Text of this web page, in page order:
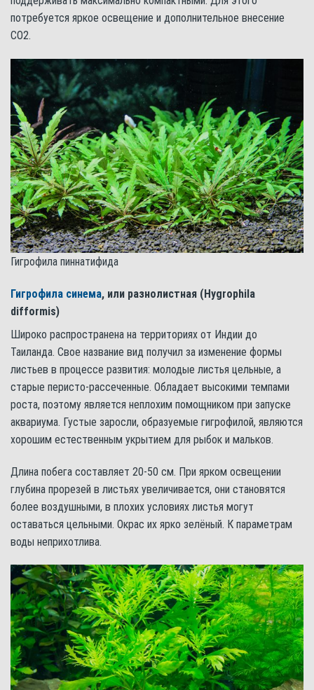
потребуется яркое освещение и дополнительное внесение
СО2.
Гигрофила пиннатифида
Гигрофила синема, или разнолистная (Hygrophila
difformis)
Широко распространена на территориях от Индии до
Таиланда. Свое название вид получил за изменение формы
листьев в процессе развития: молодые листья цельные, а
старые перисто-рассеченные. Обладает высокими темпами
роста, поэтому является неплохим помощником при запуске
аквариума. Густые заросли, образуемые гигрофилой, являются
хорошим естественным укрытием для рыбок и мальков.
Длина побега составляет 20-50 см. При ярком освещении
глубина прорезей в листьях увеличивается, они становятся
более воздушными, в плохих условиях листья могут
оставаться цельными. Окрас их ярко зелёный. К параметрам
воды неприхотлива.